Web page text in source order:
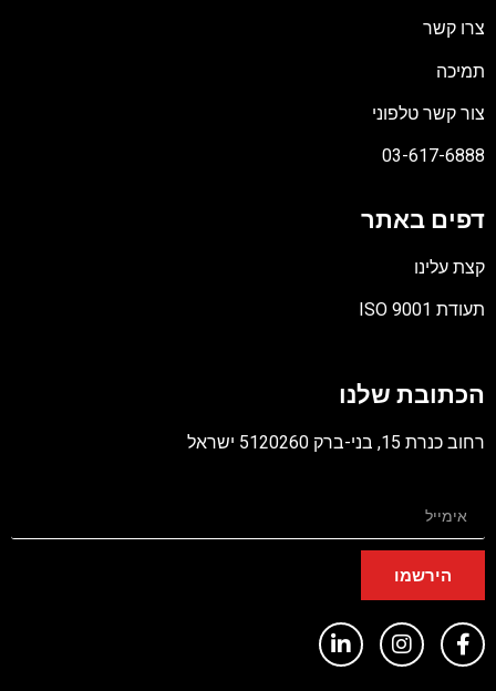
צרו קשר
תמיכה
צור קשר טלפוני
03-617-6888
דפים באתר
קצת עלינו
תעודת ISO 9001
PDF
הכתובת שלנו
רחוב כנרת 15, בני-ברק 5120260 ישראל
הירשמו